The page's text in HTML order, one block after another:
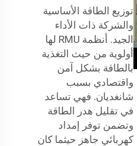
توزيع الطاقة الأساسية
والشركة ذات الأداء
الجيد. أنظمة RMU لها
أولوية من حيث التغذية
بالطاقة بشكل آمن
واقتصادي بسبب
شانغديان. فهي تساعد
في تقليل هدر الطاقة
وتضمن توفر إمداد
كهربائي جاهز حيثما كان